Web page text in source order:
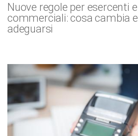
Nuove regole per esercenti
commerciali: cosa cambia
adeguarsi